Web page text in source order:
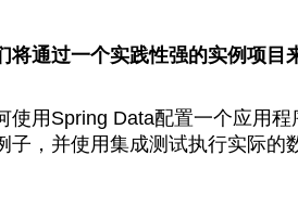
将通过一个实践性强的实例项
使用Spring Data配置一个应用
子，并使用集成测试执行实际的